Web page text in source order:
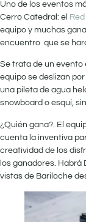
Uno de los eventos
Cerro Catedral: el
equipo y muchas
encuentro que se
Se trata de un evento
equipo se deslizan
una pileta de agua
snowboard o esquí,
¿Quién gana?. El
cuenta la inventiva
creatividad de los
los ganadores. Habrá
vistas de Bariloche